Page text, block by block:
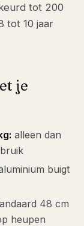
tot 200
tot 10 jaar
je
alleen dan
buigt
48 cm
heupen